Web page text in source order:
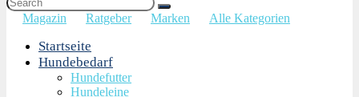
Magazin Ratgeber Marken Alle Kategorien
Startseite
Hundebedarf
Hundefutter
Hundeleine